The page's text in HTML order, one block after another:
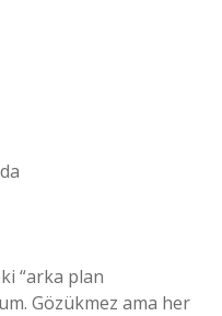
“arka plan
Gözükmez ama her